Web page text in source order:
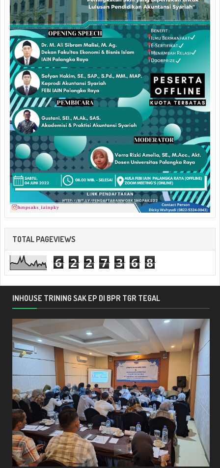
TOTAL PAGEVIEWS
6 2 2 7 3 6 8
INHOUSE TRINING SAK EP DI BPR TGR TEGAL